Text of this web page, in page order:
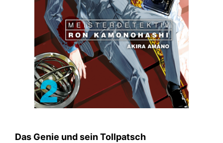
Das Genie und sein Tollpatsch